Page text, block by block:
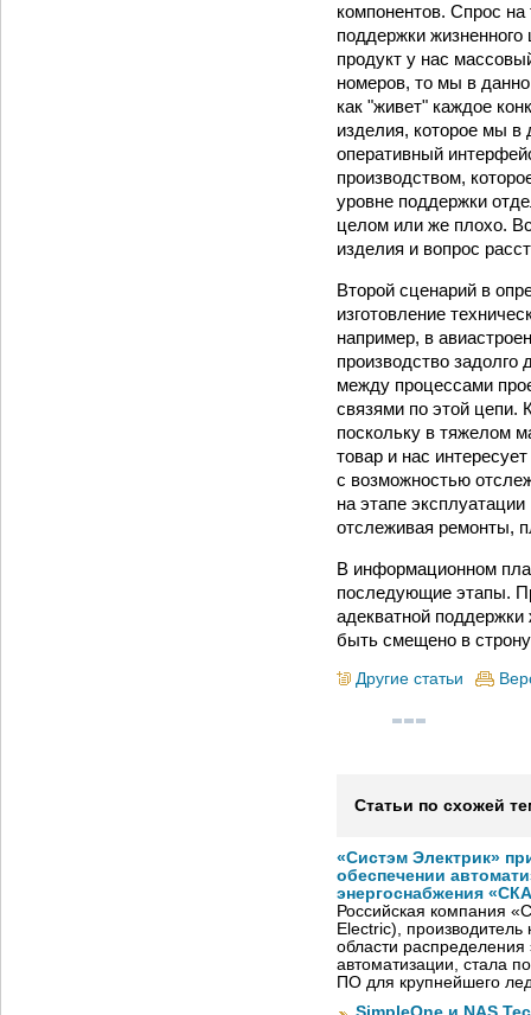
компонентов. Спрос
поддержки
продукт у нас
номеров, то мы в
как "живет" каждое
изделия, которое мы в
оперативный
производством,
уровне поддержки
целом или же плохо.
изделия и вопрос
Второй сценарий в
изготовление
например, в
производство задолго
между процессами
связями по этой цепи.
поскольку в тяжелом
товар и нас
с возможностью
на этапе
отслеживая ремонты,
В информационном
последующие этапы.
адекватной поддержки
быть смещено в
Другие статьи
Статьи по схожей
«Систэм Электрик»
обеспечении
энергоснабжения
Российская компания
Electric),
области распределения
автоматизации, стала
ПО для крупнейшего